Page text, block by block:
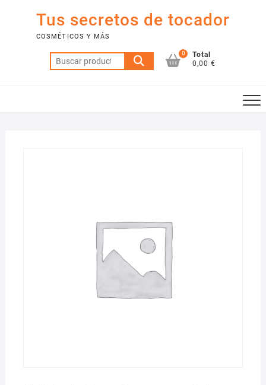
contenido
Tus secretos de tocador
COSMÉTICOS Y MÁS
Buscar
por:
0
Total
0,00 €